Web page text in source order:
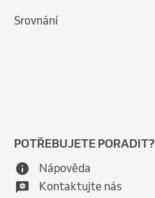
Srovnání
POTŘEBUJETE PORADIT?
Nápověda
Kontaktujte nás